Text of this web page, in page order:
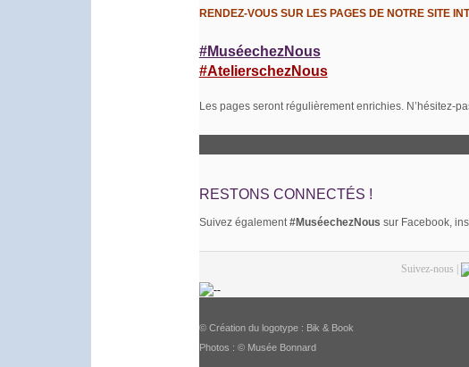
RENDEZ-VOUS SUR LES PAGES DE NOTRE SITE
#MuséechezNous
#AtelierschezNous
Les pages seront régulièrement enrichies. N’hésitez-
RESTONS CONNECTÉS !
Suivez également#MuséechezNous sur Facebook,
Suivez-nous |
© Création du logotype : Bik & Book
Photos : © Musée Bonnard